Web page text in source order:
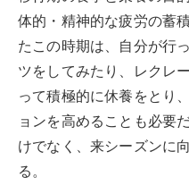
体的・精神的な疲労の蓄
たこの時期は、自分が行
ツをしてみたり、レクレ
って積極的に休養をとり
ョンを高めることも必要
けでなく、来シーズンに
る。